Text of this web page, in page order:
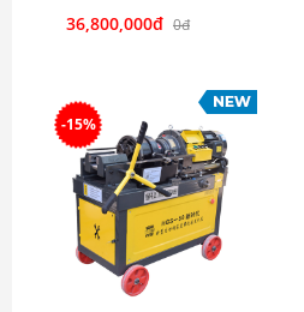
36,800,000đ 0đ
-15%